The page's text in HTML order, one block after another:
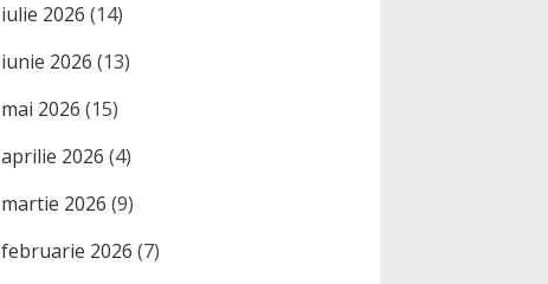
iulie 2026 (14)
iunie 2026 (13)
mai 2026 (15)
aprilie 2026 (4)
martie 2026 (9)
februarie 2026 (7)